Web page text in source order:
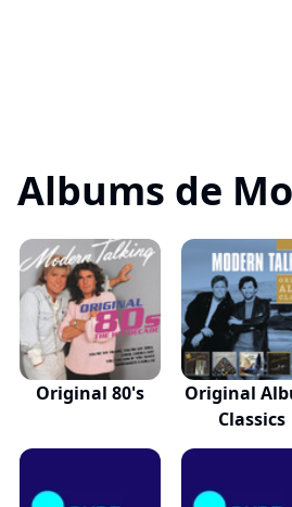
Albums de
Original 80's
Original
Classics